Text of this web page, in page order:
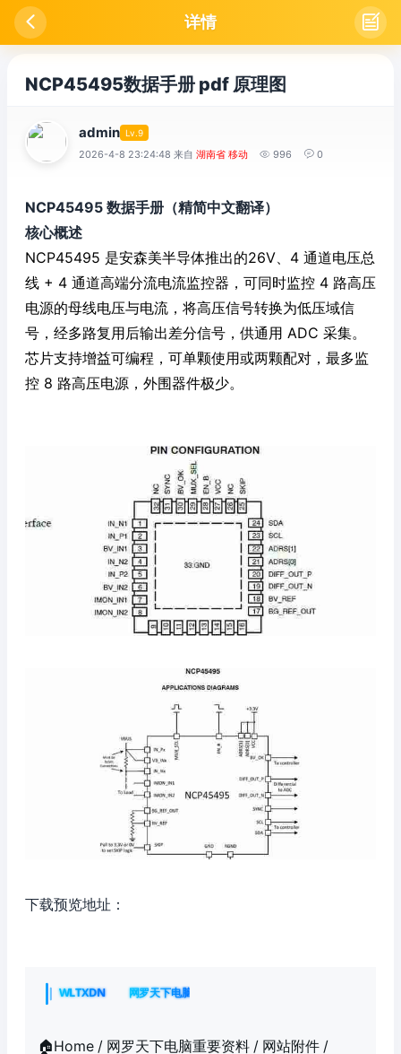
 详情 
NCP45495数据手册 pdf 原理图
admin Lv.9
2026-4-8 23:24:48 来自 湖南省 移动  996  0
NCP45495 数据手册（精简中文翻译）
核心概述
NCP45495 是安森美半导体推出的26V、4 通道电压总
线 + 4 通道高端分流电流监控器，可同时监控 4 路高压
电源的母线电压与电流，将高压信号转换为低压域信
号，经多路复用后输出差分信号，供通用 ADC 采集。
芯片支持增益可编程，可单颗使用或两颗配对，最多监
控 8 路高压电源，外围器件极少。
下载预览地址：